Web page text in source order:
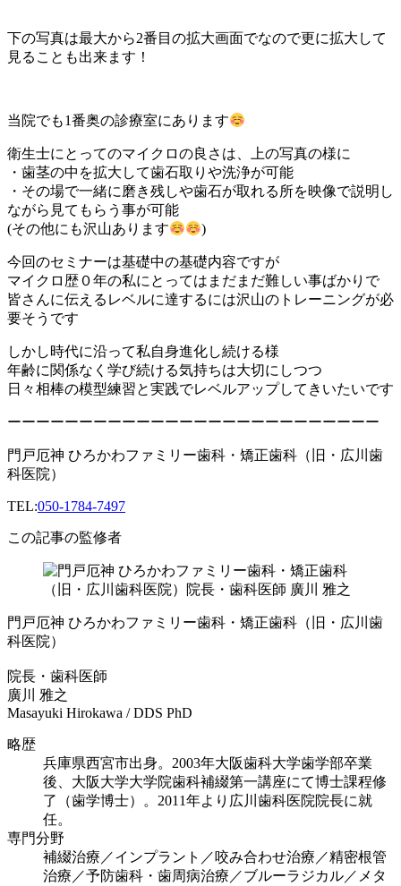
下の写真は最大から2番目の拡大画面でなので更に拡大して
見ることも出来ます！
当院でも1番奥の診療室にあります
衛生士にとってのマイクロの良さは、上の写真の様に
・歯茎の中を拡大して歯石取りや洗浄が可能
・その場で一緒に磨き残しや歯石が取れる所を映像で説明し
ながら見てもらう事が可能
(その他にも沢山あります
)
今回のセミナーは基礎中の基礎内容ですが
マイクロ歴０年の私にとってはまだまだ難しい事ばかりで
皆さんに伝えるレベルに達するには沢山のトレーニングが必
要そうです
しかし時代に沿って私自身進化し続ける様
年齢に関係なく学び続ける気持ちは大切にしつつ
日々相棒の模型練習と実践でレベルアップしてきいたいです
ーーーーーーーーーーーーーーーーーーーーーーーーーー
門戸厄神 ひろかわファミリー歯科・矯正歯科（旧・広川歯
科医院）
TEL:050-1784-7497
この記事の監修者
門戸厄神 ひろかわファミリー歯科・矯正歯科（旧・広川歯
科医院）
院長・歯科医師
廣川 雅之
Masayuki Hirokawa / DDS PhD
略歴
兵庫県西宮市出身。2003年大阪歯科大学歯学部卒業
後、大阪大学大学院歯科補綴第一講座にて博士課程修
了（歯学博士）。2011年より広川歯科医院院長に就
任。
専門分野
補綴治療／インプラント／咬み合わせ治療／精密根管
治療／予防歯科・歯周病治療／ブルーラジカル／メタ